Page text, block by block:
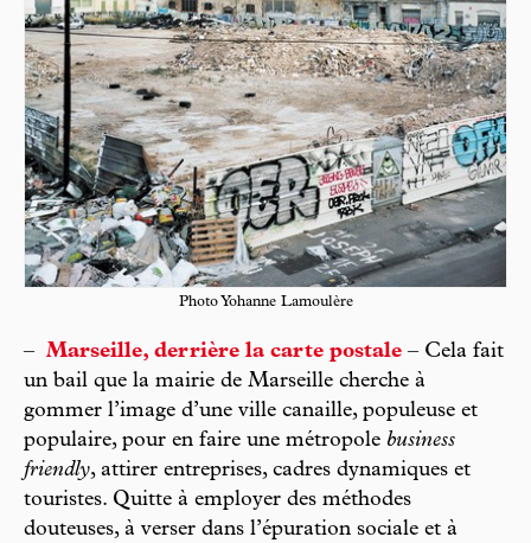
Photo Yohanne Lamoulère
– Marseille, derrière la carte postale – Cela fait
un bail que la mairie de Marseille cherche à
gommer l’image d’une ville canaille, populeuse et
populaire, pour en faire une métropole business
friendly, attirer entreprises, cadres dynamiques et
touristes. Quitte à employer des méthodes
douteuses, à verser dans l’épuration sociale et à